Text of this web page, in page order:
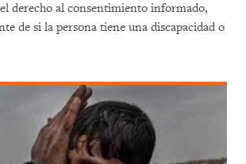
derecho al consentimiento informado,
de si la persona tiene una discapacidad o